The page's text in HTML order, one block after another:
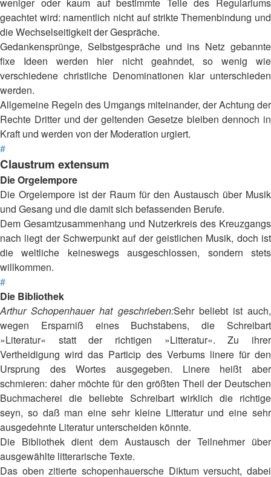
geachtet wird: namentlich nicht auf strikte Themenbindung und
die Wechselseitigkeit der Gespräche.
Gedankensprünge, Selbstgespräche und ins Netz gebannte
fixe Ideen werden hier nicht geahndet, so wenig wie
verschiedene christliche Denominationen klar unterschieden
werden.
Allgemeine Regeln des Umgangs miteinander, der Achtung der
Rechte Dritter und der geltenden Gesetze bleiben dennoch in
Kraft und werden von der Moderation urgiert.
#
Claustrum extensum
Die Orgelempore
Die Orgelempore ist der Raum für den Austausch über Musik
und Gesang und die damit sich befassenden Berufe.
Dem Gesamtzusammenhang und Nutzerkreis des Kreuzgangs
nach liegt der Schwerpunkt auf der geistlichen Musik, doch ist
die weltliche keineswegs ausgeschlossen, sondern stets
willkommen.
#
Die Bibliothek
Arthur Schopenhauer hat geschrieben:Sehr beliebt ist auch,
wegen Ersparniß eines Buchstabens, die Schreibart
»Literatur« statt der richtigen »Litteratur«. Zu ihrer
Vertheidigung wird das Particip des Verbums linere für den
Ursprung des Wortes ausgegeben. Linere heißt aber
schmieren: daher möchte für den größten Theil der Deutschen
Buchmacherei die beliebte Schreibart wirklich die richtige
seyn, so daß man eine sehr kleine Litteratur und eine sehr
ausgedehnte Literatur unterscheiden könnte.
Die Bibliothek dient dem Austausch der Teilnehmer über
ausgewählte litterarische Texte.
Das oben zitierte schopenhauersche Diktum versucht, dabei